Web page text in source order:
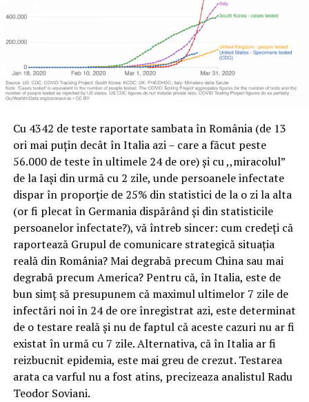
Cu 4342 de teste raportate sambata în România (de 13
ori mai puțin decât în Italia azi – care a făcut peste
56.000 de teste în ultimele 24 de ore) și cu ,,miracolul”
de la Iași din urmă cu 2 zile, unde persoanele infectate
dispar în proporție de 25% din statistici de la o zi la alta
(or fi plecat în Germania dispărând și din statisticile
persoanelor infectate?), vă întreb sincer: cum credeți că
raportează Grupul de comunicare strategică situația
reală din România? Mai degrabă precum China sau mai
degrabă precum America? Pentru că, în Italia, este de
bun simț să presupunem că maximul ultimelor 7 zile de
infectări noi în 24 de ore înregistrat azi, este determinat
de o testare reală și nu de faptul că aceste cazuri nu ar fi
existat în urmă cu 7 zile. Alternativa, că în Italia ar fi
reizbucnit epidemia, este mai greu de crezut. Testarea
arata ca varful nu a fost atins, precizeaza analistul Radu
Teodor Soviani.